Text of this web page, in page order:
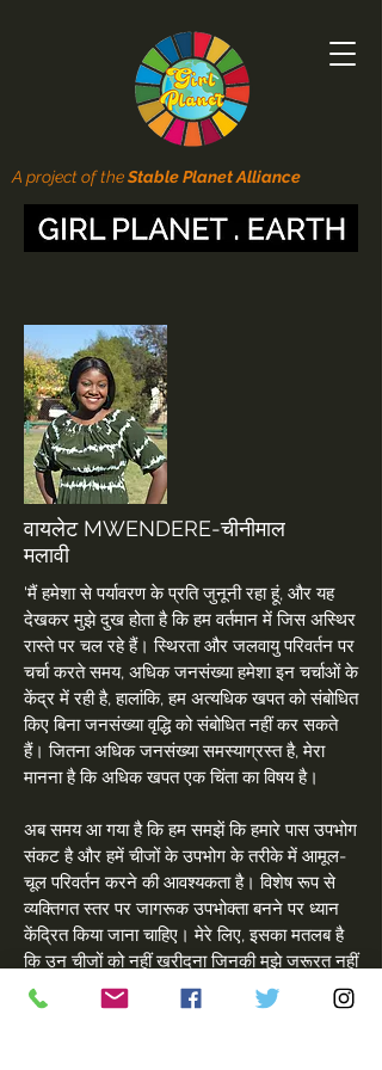
A project of theStable Planet Alliance
वायलेट MWENDERE-चीनीमाल
मलावी
'मैं हमेशा से पर्यावरण के प्रति जुनूनी रहा हूं, और यह
देखकर मुझे दुख होता है कि हम वर्तमान में जिस अस्थिर
रास्ते पर चल रहे हैं। स्थिरता और जलवायु परिवर्तन पर
चर्चा करते समय, अधिक जनसंख्या हमेशा इन चर्चाओं के
केंद्र में रही है, हालांकि, हम अत्यधिक खपत को संबोधित
किए बिना जनसंख्या वृद्धि को संबोधित नहीं कर सकते
हैं। जितना अधिक जनसंख्या समस्याग्रस्त है, मेरा
मानना है कि अधिक खपत एक चिंता का विषय है।
अब समय आ गया है कि हम समझें कि हमारे पास उपभोग
संकट है और हमें चीजों के उपभोग के तरीके में आमूल-
चूल परिवर्तन करने की आवश्यकता है। विशेष रूप से
व्यक्तिगत स्तर पर जागरूक उपभोक्ता बनने पर ध्यान
केंद्रित किया जाना चाहिए। मेरे लिए, इसका मतलब है
कि उन चीजों को नहीं खरीदना जिनकी मुझे जरूरत नहीं
है और जो चीजें मेरे पास पहले से हैं उनके साथ
रचनात्मक होना। यदि हम सभी इस बड़ी समस्या से